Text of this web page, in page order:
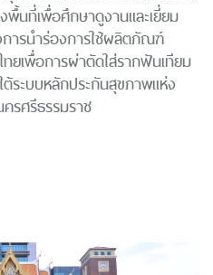
นที่เพื่อศึกษาดูงานและเยี่ยม
การนําร่องการใช้ผลิตภัณฑ์
ยเพื่อการผ่าตัดใส่รากฟันเทียม
ระบบหลักประกันสุขภาพแห่ง
รศรีธรรมราช